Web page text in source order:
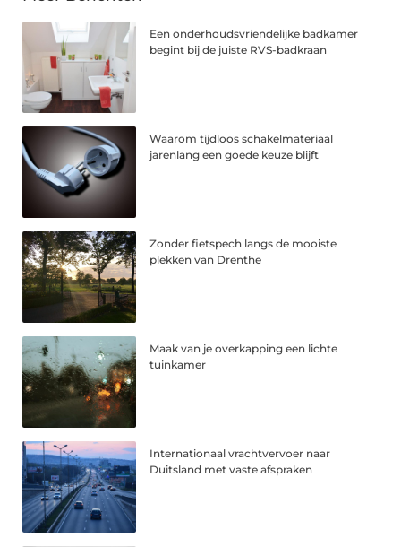
Een onderhoudsvriendelijke badkamer
begint bij de juiste RVS-badkraan
Waarom tijdloos schakelmateriaal
jarenlang een goede keuze blijft
Zonder fietspech langs de mooiste
plekken van Drenthe
Maak van je overkapping een lichte
tuinkamer
Internationaal vrachtvervoer naar
Duitsland met vaste afspraken